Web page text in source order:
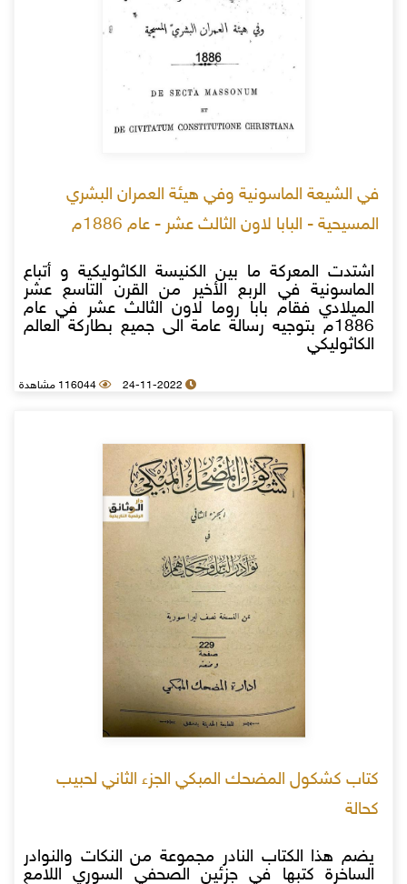
في الشيعة الماسونية وفي هيئة العمران البشري
المسيحية - البابا لاون الثالث عشر - عام 1886م
اشتدت المعركة ما بين الكنيسة الكاثوليكية و أتباع
الماسونية في الربع الأخير من القرن التاسع عشر
الميلادي فقام بابا روما لاون الثالث عشر في عام
1886م بتوجيه رسالة عامة الى جميع بطاركة العالم
الكاثوليكي
24-11-2022 116044 مشاهدة
كتاب كشكول المضحك المبكي الجزء الثاني لحبيب
كحالة
يضم هذا الكتاب النادر مجموعة من النكات والنوادر
الساخرة كتبها في جزئين الصحفي السوري اللامع